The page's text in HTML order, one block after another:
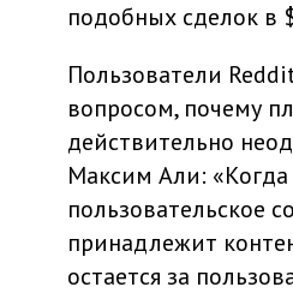
подобных сделок в
Пользователи
вопросом, почему
действительно
Максим Али:
пользовательское
принадлежит
остается за